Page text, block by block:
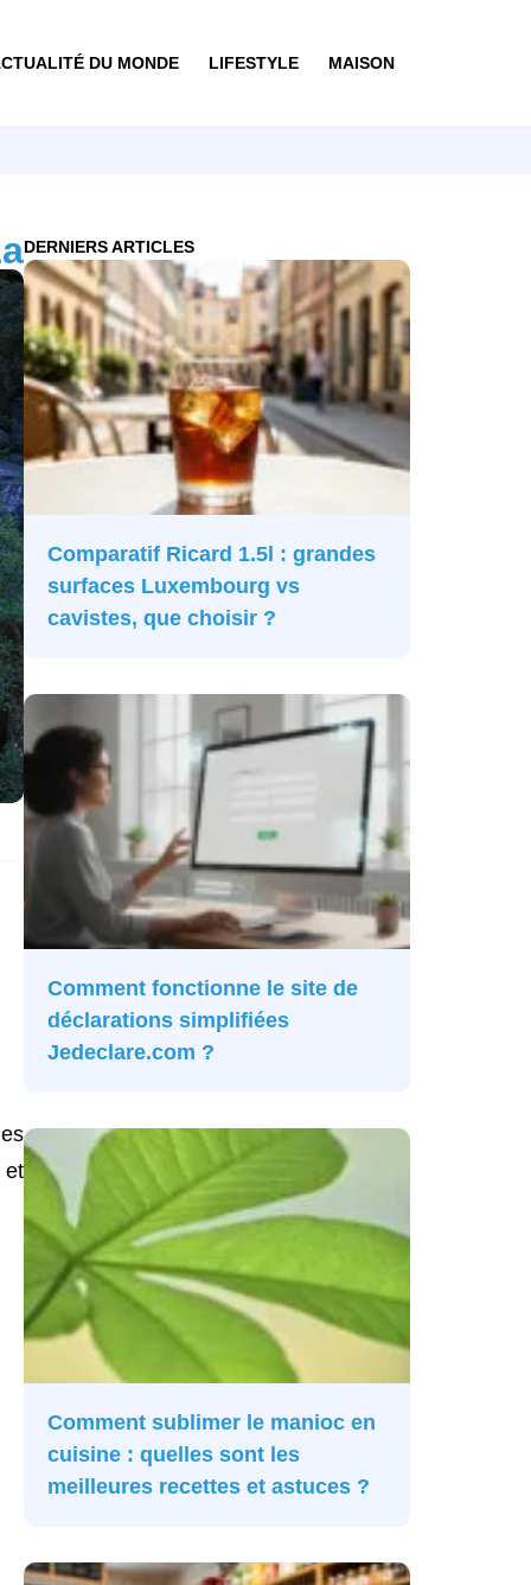
DU MONDE LIFESTYLE MAISON
et
DERNIERS ARTICLES
Comparatif Ricard 1.5l : grandes
surfaces Luxembourg vs
cavistes, que choisir ?
Comment fonctionne le site de
déclarations simplifiées
Jedeclare.com ?
Comment sublimer le manioc en
cuisine : quelles sont les
meilleures recettes et astuces ?